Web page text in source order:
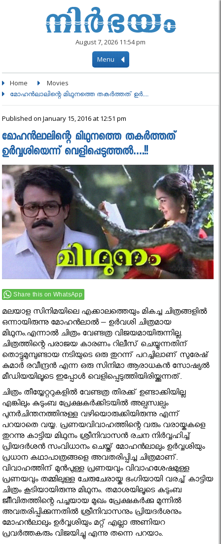
August 7, 2026 11:54 pm
Menu
Home Movies
മോഹന്‍ലാലിന്റെ മിഥുനത്തെ തകർത്തത് ഉര്‍....
Published on January 15, 2016 at 12:51 pm
മോഹന്‍ലാലിന്റെ മിഥുനത്തെ തകർത്തത്
ഉര്‍വ്വശിയെന്ന് വെളിപ്പെടുത്തല്‍….!!
Share this on WhatsApp
മലയാള സിനിമയിലെ എക്കാലത്തെയും മികച്ച ചിത്രങ്ങളിൽ
ഒന്നായിരുന്നു മോഹൻലാൽ – ഉർവശി ചിത്രമായ
മിഥുനം.എന്നാൽ ചിത്രം വേണ്ടത്ര വിജയമായിരുന്നില്ല.
ചിത്രത്തിന്റെ പരാജയ കാരണം റിലീസ് ചെയ്യുന്നതിന്
തൊട്ടുമുമ്പുണ്ടായ നടിയുടെ ഒരു തുറന്ന് പറച്ചിലാണ് സുരേഷ്
കുമാര്‍ രവീന്ദ്രന്‍ എന്ന ഒരു സിനിമാ ആരാധകന്‍ സോഷ്യല്‍
മീഡിയയിലൂടെ ഇപ്പോൾ വെളിപ്പെടുത്തിയിരിയ്ക്കുന്നത്.
ചിത്രം തീയ്യേറ്ററുകളില്‍ വേണ്ടത്ര തിരക്ക് ഉണ്ടാക്കിയില്ല
എങ്കിലും കുടുംബ പ്രേക്ഷകര്‍ക്കിടയില്‍ അല്പസ്വല്പം
പുനര്‍ചിന്തനത്തിനുള്ള വഴിയൊരുക്കിയിരുന്നു എന്ന്
പറയാതെ വയ്യ. പ്രണയവിവാഹത്തിന്റെ വരും വരായ്കകളെ
തുറന്നു കാട്ടിയ മിഥുനം ശ്രീനിവാസന്‍ രചന നിര്‍വ്വഹിച്ച്
പ്രിയദര്‍ശന്‍ സംവിധാനം ചെയ്ത് മോഹന്‍ലാലും ഉര്‍വ്വശിയും
പ്രധാന കഥാപാത്രങ്ങളെ അവതരിപ്പിച്ച ചിത്രമാണ്.
വിവാഹത്തിന് മുന്‍പുള്ള പ്രണയവും വിവാഹശേഷമുള്ള
പ്രണയവും തമ്മിലുള്ള ചേരുചേരായ്ക ഭംഗിയായി വരച്ച് കാട്ടിയ
ചിത്രം കൂടിയായിരുന്നു മിഥുനം. തമാശയിലൂടെ കുടുംബ
ജീീവിതത്തിന്റെ പച്ചയായ മുഖം പ്രേക്ഷകര്‍ക്കു മുന്നില്‍
അവതരിപ്പിക്കുന്നതില്‍ ശ്രീനിവാസനും പ്രിയദര്‍ശനും
മോഹന്‍ലാലും ഉര്‍വ്വശിയും മറ്റ് എല്ലാ അണിയറ
പ്രവര്‍ത്തകരും വിജയിച്ചു എന്നു തന്നെ പറയാം.